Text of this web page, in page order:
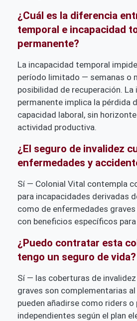
¿Cuál es la diferencia
temporal e incapacidad
permanente?
La incapacidad temporal
período limitado — semanas o
posibilidad de recuperación.
permanente implica la pérdida
capacidad laboral, sin
actividad productiva.
¿El seguro de invalidez
enfermedades y
Sí — Colonial Vital contempla
para incapacidades derivadas
como de enfermedades
con beneficios específicos
¿Puedo contratar esta
tengo un seguro de vida?
Sí — las coberturas de
graves son complementarias
pueden añadirse como riders
independientes según el plan